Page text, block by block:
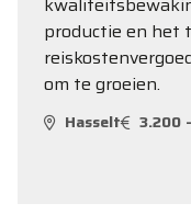
productie en het
om te groeien.
Hasselt 3.200